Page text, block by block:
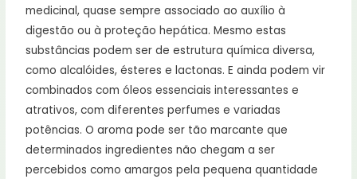
medicinal, quase sempre associado ao auxílio à
digestão ou à proteção hepática. Mesmo estas
substâncias podem ser de estrutura química diversa,
como alcalóides, ésteres e lactonas. E ainda podem vir
combinados com óleos essenciais interessantes e
atrativos, com diferentes perfumes e variadas
potências. O aroma pode ser tão marcante que
determinados ingredientes não chegam a ser
percebidos como amargos pela pequena quantidade